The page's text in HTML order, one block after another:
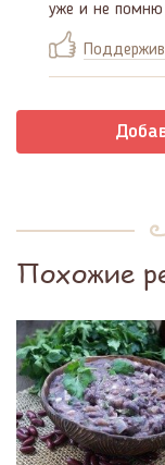
уже и не помню
Похожие